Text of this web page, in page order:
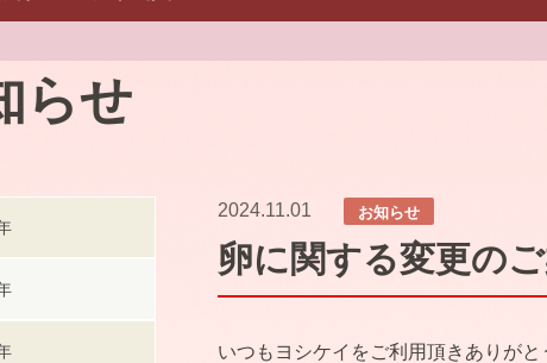
らせ
2024.11.01 お知らせ
卵に関する変更の
いつもヨシケイをご利用頂きありがと